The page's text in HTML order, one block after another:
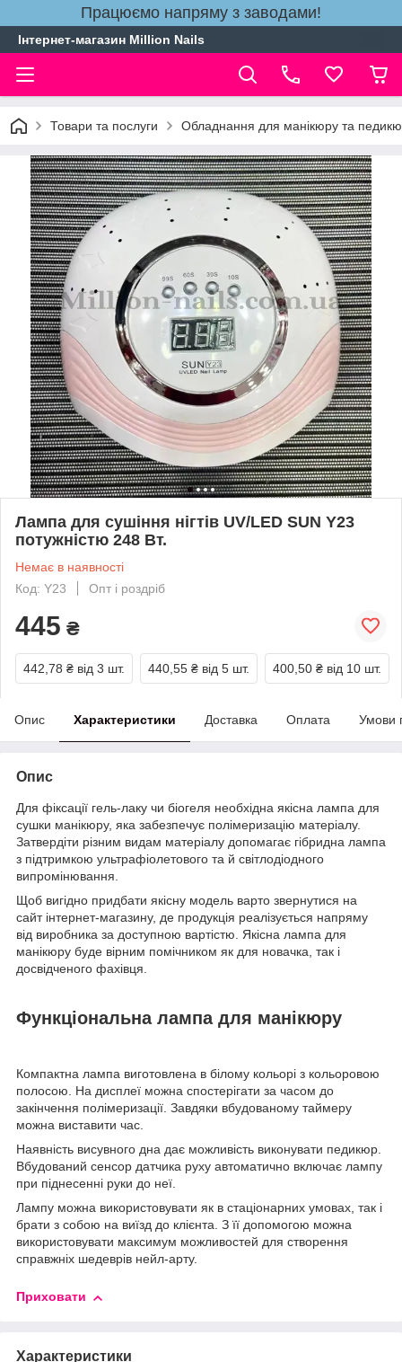
Працюємо напряму з заводами!
Інтернет-магазин Million Nails
Товари та послуги Обладнання для манікюру та
Лампа для сушіння нігтів UV/LED SUN Y23
потужністю 248 Вт.
Немає в наявності
Код: Y23
Опт і роздріб
445 ₴
442,78 ₴ від 3 шт. 440,55 ₴ від 5 шт. 400,50 ₴ від 10 шт.
Опис Характеристики Доставка Оплата Умови
Опис
Для фіксації гель-лаку чи біогеля необхідна якісна лампа для
сушки манікюру, яка забезпечує полімеризацію матеріалу.
Затвердіти різним видам матеріалу допомагає гібридна лампа
з підтримкою ультрафіолетового та й світлодіодного
випромінювання.
Щоб вигідно придбати якісну модель варто звернутися на
сайт інтернет-магазину, де продукція реалізується напряму
від виробника за доступною вартістю. Якісна лампа для
манікюру буде вірним помічником як для новачка, так і
досвідченого фахівця.
Функціональна лампа для манікюру
Компактна лампа виготовлена в білому кольорі з кольоровою
полосою. На дисплеї можна спостерігати за часом до
закінчення полімеризації. Завдяки вбудованому таймеру
можна виставити час.
Наявність висувного дна дає можливість виконувати педикюр.
Вбудований сенсор датчика руху автоматично включає лампу
при піднесенні руки до неї.
Лампу можна використовувати як в стаціонарних умовах, так і
брати з собою на виїзд до клієнта. З її допомогою можна
використовувати максимум можливостей для створення
справжніх шедеврів нейл-арту.
Приховати
Характеристики